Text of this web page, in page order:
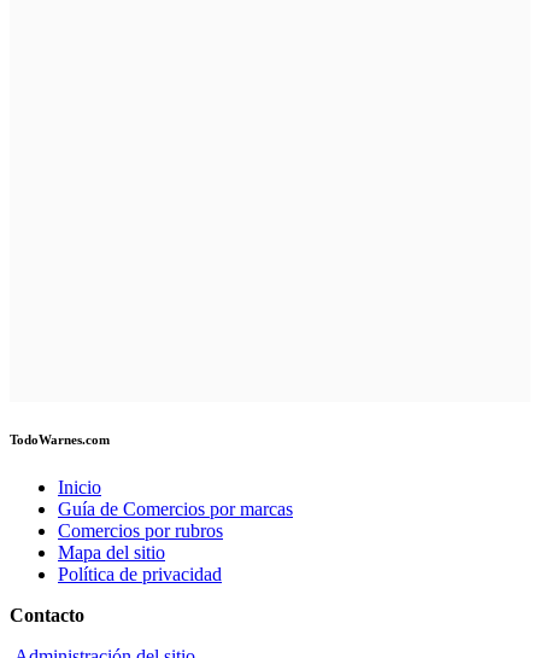
TodoWarnes.com
Inicio
Guía de Comercios por marcas
Comercios por rubros
Mapa del sitio
Política de privacidad
Contacto